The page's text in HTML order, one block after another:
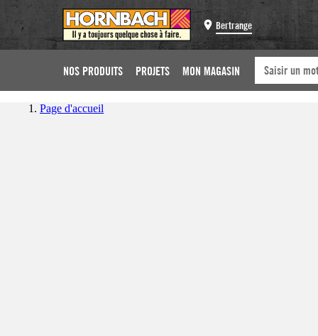
Bertrange
NOS PRODUITS PROJETS MON MAGASIN
Page d'accueil